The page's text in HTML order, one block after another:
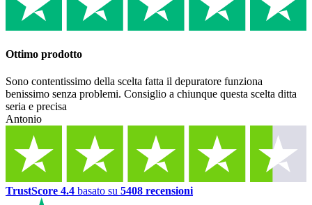
Ottimo prodotto
Sono contentissimo della scelta fatta il depuratore funziona
benissimo senza problemi. Consiglio a chiunque questa scelta ditta
seria e precisa
Antonio
TrustScore 4.4 basato su 5408 recensioni